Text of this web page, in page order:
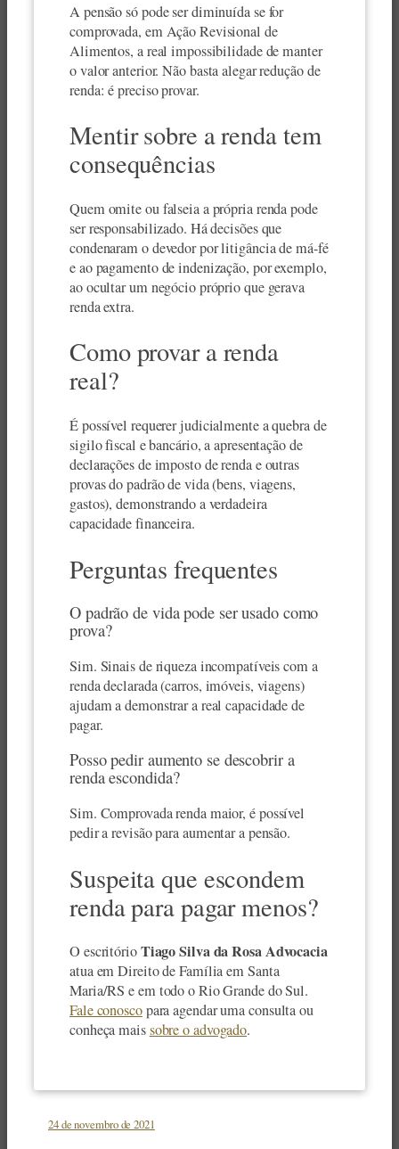
A pensão só pode ser diminuída se for
comprovada, em Ação Revisional de
Alimentos, a real impossibilidade de manter
o valor anterior. Não basta alegar redução de
renda: é preciso provar.
Mentir sobre a renda tem
consequências
Quem omite ou falseia a própria renda pode
ser responsabilizado. Há decisões que
condenaram o devedor por litigância de má-fé
e ao pagamento de indenização, por exemplo,
ao ocultar um negócio próprio que gerava
renda extra.
Como provar a renda
real?
É possível requerer judicialmente a quebra de
sigilo fiscal e bancário, a apresentação de
declarações de imposto de renda e outras
provas do padrão de vida (bens, viagens,
gastos), demonstrando a verdadeira
capacidade financeira.
Perguntas frequentes
O padrão de vida pode ser usado como
prova?
Sim. Sinais de riqueza incompatíveis com a
renda declarada (carros, imóveis, viagens)
ajudam a demonstrar a real capacidade de
pagar.
Posso pedir aumento se descobrir a
renda escondida?
Sim. Comprovada renda maior, é possível
pedir a revisão para aumentar a pensão.
Suspeita que escondem
renda para pagar menos?
O escritórioTiago Silva da Rosa Advocacia
atua em Direito de Família em Santa
Maria/RS e em todo o Rio Grande do Sul.
Fale conoscopara agendar uma consulta ou
conheça maissobre o advogado.
24 de novembro de 2021